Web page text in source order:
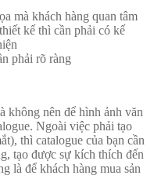
mà khách hàng quan tâm
kế thì cần phải có kế
phải rõ ràng
không nên để hình ảnh văn
Ngoài việc phải tạo
thì catalogue của bạn cần
tạo được sự kích thích đến
là để khách hàng mua sản